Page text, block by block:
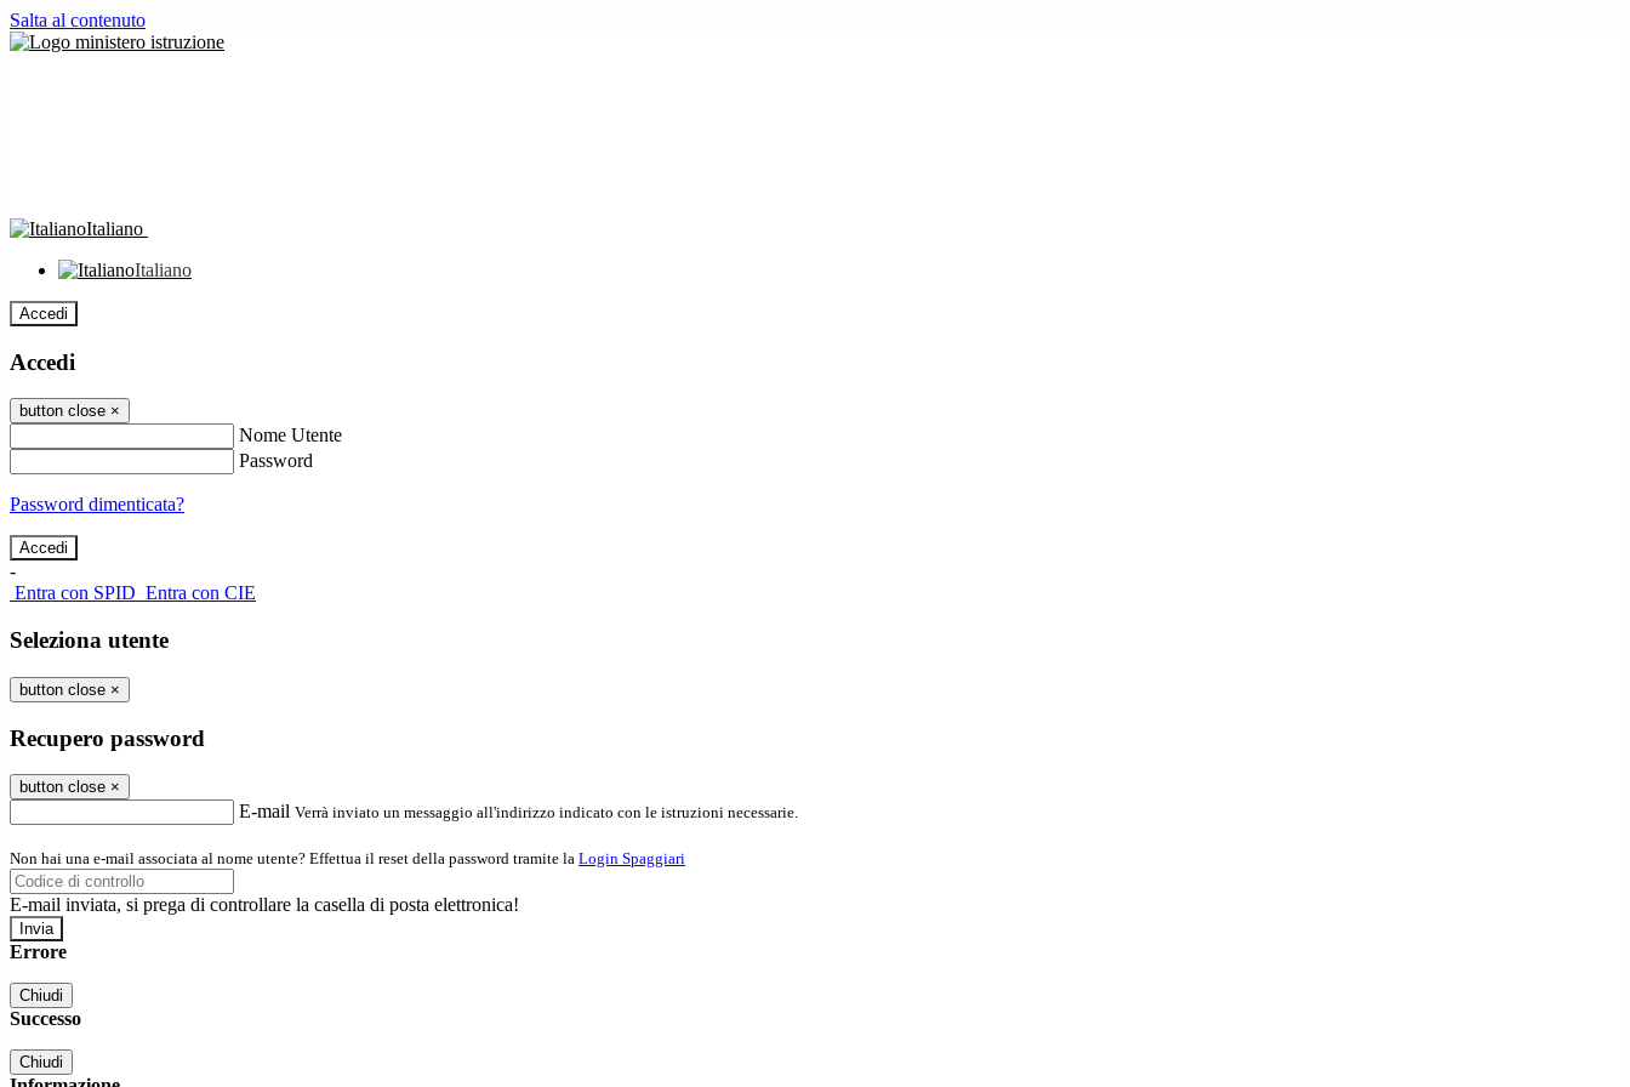
Salta al contenuto
Italiano
Italiano
Accedi
Accedi
button close ×
Nome Utente
Password
Password dimenticata?
-
Entra con SPID Entra con CIE
Seleziona utente
button close ×
Recupero password
button close ×
E-mail Verrà inviato un messaggio all'indirizzo indicato con le istruzioni necessarie.
Non hai una e-mail associata al nome utente? Effettua il reset della password tramite la Login Spaggiari
E-mail inviata, si prega di controllare la casella di posta elettronica!
Errore
Chiudi
Successo
Chiudi